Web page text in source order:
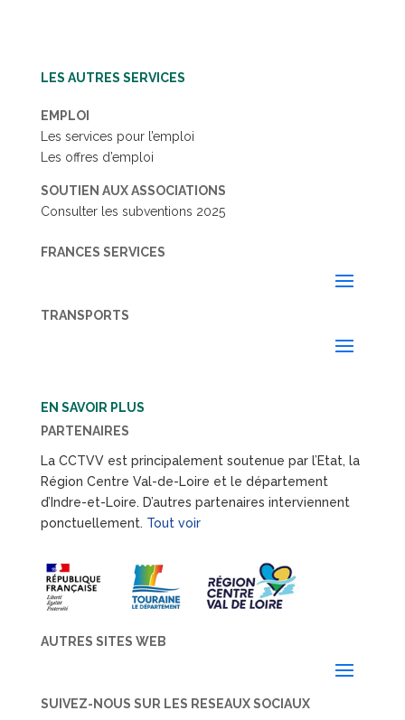
LES AUTRES SERVICES
EMPLOI
Les services pour l’emploi
Les offres d’emploi
SOUTIEN AUX ASSOCIATIONS
Consulter les subventions 2025
FRANCES SERVICES
TRANSPORTS
EN SAVOIR PLUS
PARTENAIRES
La CCTVV est principalement soutenue par l’Etat, la
Région Centre Val-de-Loire et le département
d’Indre-et-Loire. D’autres partenaires interviennent
ponctuellement. Tout voir
AUTRES SITES WEB
SUIVEZ-NOUS SUR LES RESEAUX SOCIAUX